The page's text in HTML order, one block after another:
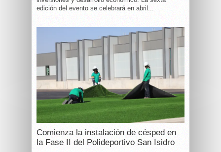
edición del evento se celebrará en abril...
Comienza la instalación de césped en
la Fase II del Polideportivo San Isidro